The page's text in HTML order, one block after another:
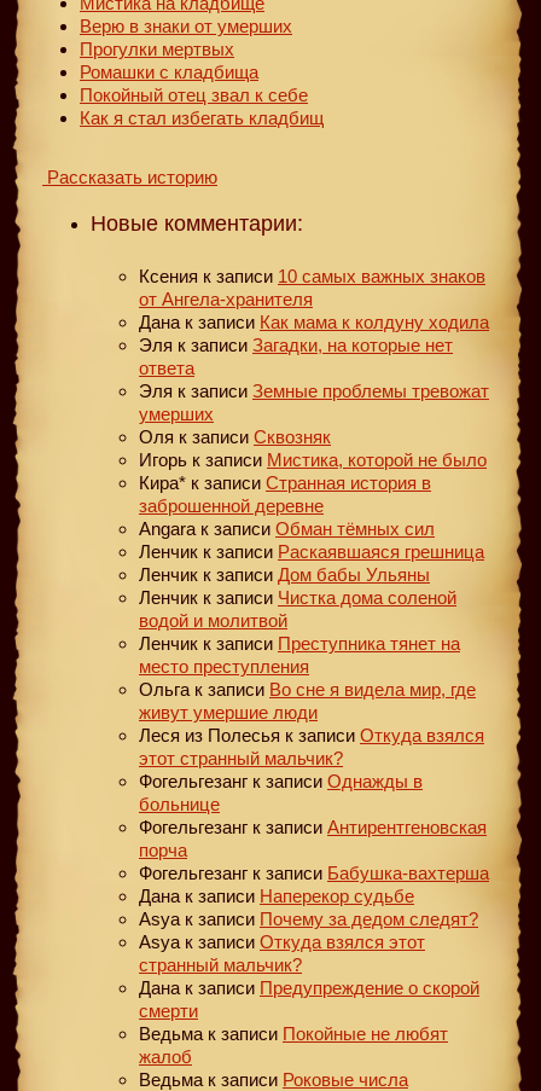
Верю в знаки от умерших
Прогулки мертвых
Ромашки с кладбища
Покойный отец звал к себе
Как я стал избегать кладбищ
Рассказать историю
Новые комментарии:
Ксения к записи 10 самых важных знаков
от Ангела-хранителя
Дана к записи Как мама к колдуну ходила
Эля к записи Загадки, на которые нет
ответа
Эля к записи Земные проблемы тревожат
умерших
Оля к записи Сквозняк
Игорь к записи Мистика, которой не было
Кира* к записи Странная история в
заброшенной деревне
Angara к записи Обман тёмных сил
Ленчик к записи Раскаявшаяся грешница
Ленчик к записи Дом бабы Ульяны
Ленчик к записи Чистка дома соленой
водой и молитвой
Ленчик к записи Преступника тянет на
место преступления
Ольга к записи Во сне я видела мир, где
живут умершие люди
Леся из Полесья к записи Откуда взялся
этот странный мальчик?
Фогельгезанг к записи Однажды в
больнице
Фогельгезанг к записи Антирентгеновская
порча
Фогельгезанг к записи Бабушка-вахтерша
Дана к записи Наперекор судьбе
Asya к записи Почему за дедом следят?
Asya к записи Откуда взялся этот
странный мальчик?
Дана к записи Предупреждение о скорой
смерти
Ведьма к записи Покойные не любят
жалоб
Ведьма к записи Роковые числа